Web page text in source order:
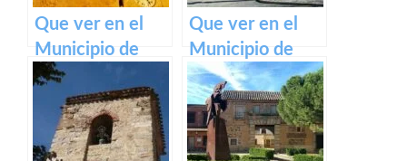
Que ver en el
Municipio de
Aliaguilla en
Castilla La
Mancha
Que ver en el
Municipio de
Robledillo de
Mohernando en
Castilla La
Mancha